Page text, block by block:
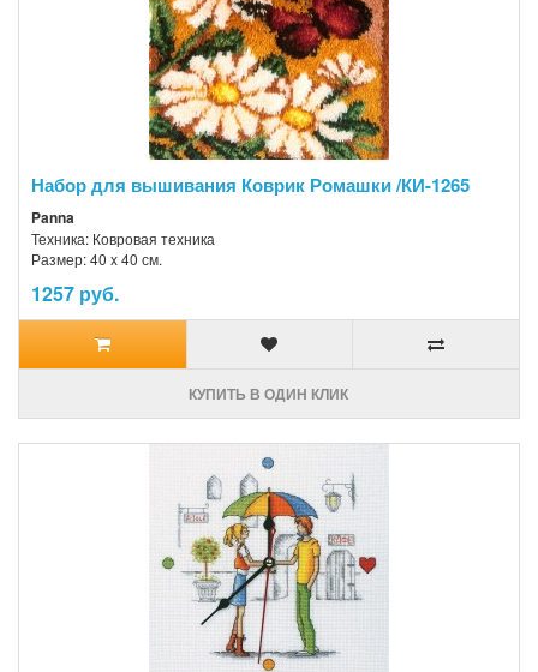
Набор для вышивания Коврик Ромашки /КИ-1265
Panna
Техника: Ковровая техника
Размер: 40 x 40 см.
1257 руб.
КУПИТЬ В ОДИН КЛИК